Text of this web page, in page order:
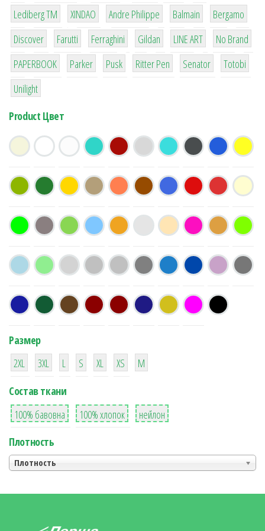
3
Lediberg ТМ
3
XINDAO
1
Andre Philippe
4
Balmain
26
Bergamo
64
Discover
299
Farutti
4
Ferraghini
42
Gildan
4
LINE ART
90
No Brand
8
PAPERBOOK
6
Parker
2
Pusk
22
Ritter Pen
15
Senator
43
Totobi
1
Unilight
Product Цвет
Размер
38
2XL
16
3XL
42
L
42
S
42
XL XS
М
Состав ткани
8
100% бавовна
36
100% хлопок
2
нейлон
Плотность
Плотность